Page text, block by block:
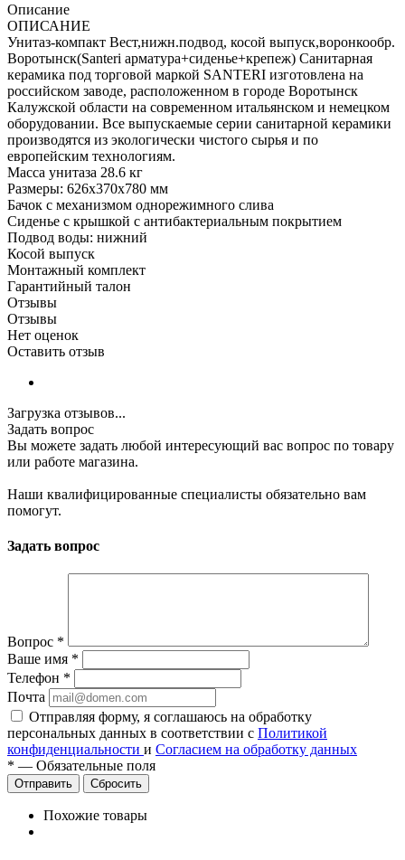
Описание
ОПИСАНИЕ
Унитаз-компакт Вест,нижн.подвод, косой выпуск,воронкообр.
Воротынск(Santеri арматура+сиденье+крепеж) Санитарная
керамика под торговой маркой SANTERI изготовлена на
российском заводе, расположенном в городе Воротынск
Калужской области на современном итальянском и немецком
оборудовании. Все выпускаемые серии санитарной керамики
производятся из экологически чистого сырья и по
европейским технологиям.
Масса унитаза 28.6 кг
Размеры: 626х370х780 мм
Бачок с механизмом однорежимного слива
Сиденье с крышкой с антибактериальным покрытием
Подвод воды: нижний
Косой выпуск
Монтажный комплект
Гарантийный талон
Отзывы
Отзывы
Нет оценок
Оставить отзыв
Загрузка отзывов...
Задать вопрос
Вы можете задать любой интересующий вас вопрос по товару
или работе магазина.
Наши квалифицированные специалисты обязательно вам
помогут.
Задать вопрос
Вопрос *
Ваше имя *
Телефон *
Почта
Отправляя форму, я соглашаюсь на обработку
персональных данных в соответствии с Политикой
конфиденциальности и Согласием на обработку данных
* — Обязательные поля
Сбросить
Похожие товары